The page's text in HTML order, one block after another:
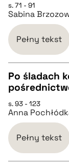
pobierz cytat
BIBTEX
pobierz cytat
s. 71 - 91
Sabina
Pełny tekst
pobierz cytat
BIBTEX
Po śladach
s. 93 - 123
Anna
Pełny tekst